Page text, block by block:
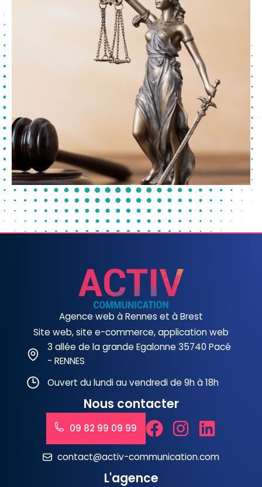
Agence web à Rennes et à Brest
Site web, site e-commerce, application web
3 allée de la grande Egalonne 35740 Pacé
- RENNES
Ouvert du lundi au vendredi de 9h à 18h
Nous contacter
09 82 99 09 99
contact@activ-communication.com
L'agence